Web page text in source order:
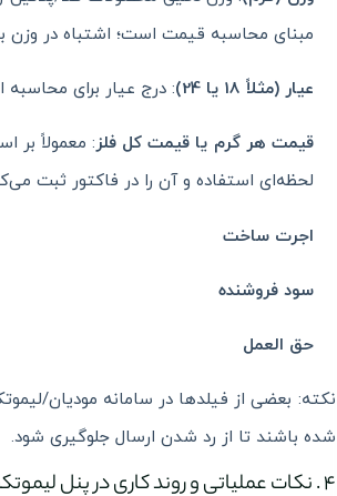
مبنای محاسبه قیمت است؛ اشتباه در وزن
عیار (مثلاً 18 یا 24) : درج عیار برای
قیمت هر گرم یا قیمت کل فلز: معمولاً بر
لحظه‌ای استفاده و آن را در فاکتور ثبت
اجرت ساخت
سود فروشنده
حق العمل
نکته: بعضی از فیلدها در سامانه مودیان/
شده باشند تا از رد شدن ارسال جلوگیری شود.
۴ . نکات عملیاتی و روند کاری در پنل لیموتکس